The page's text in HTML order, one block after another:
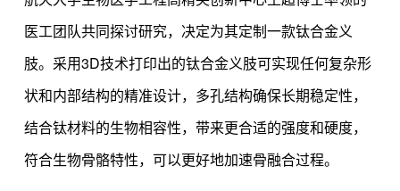
医工团队共同探讨研究，决定为其定制一款钛合金义
肢。采用3D技术打印出的钛合金义肢可实现任何复杂形
状和内部结构的精准设计，多孔结构确保长期稳定性，
结合钛材料的生物相容性，带来更合适的强度和硬度，
符合生物骨骼特性，可以更好地加速骨融合过程。